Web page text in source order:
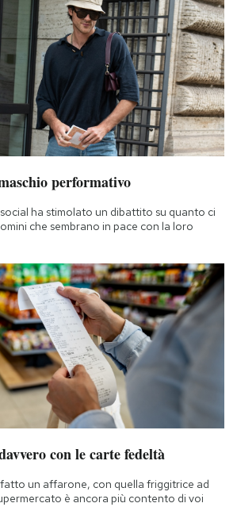
performativo
ha stimolato un dibattito su quanto ci
che sembrano in pace con la loro
con le carte fedeltà
un affarone, con quella friggitrice ad
è ancora più contento di voi